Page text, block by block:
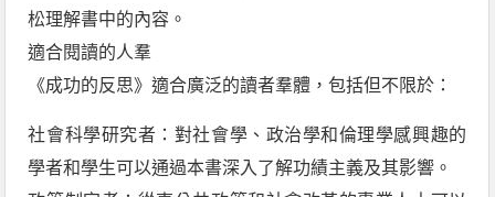
松理解書中的內容。
適合閱讀的人羣
《成功的反思》適合廣泛的讀者羣體，包括但不限於：
社會科學研究者：對社會學、政治學和倫理學感興趣的
學者和學生可以通過本書深入了解功績主義及其影響。